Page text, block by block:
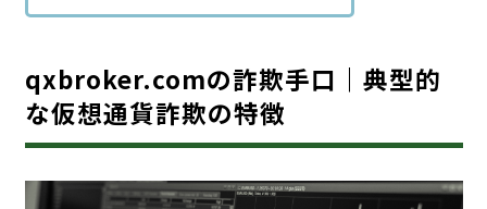
qxbroker.comの詐欺手口｜典型的
な仮想通貨詐欺の特徴